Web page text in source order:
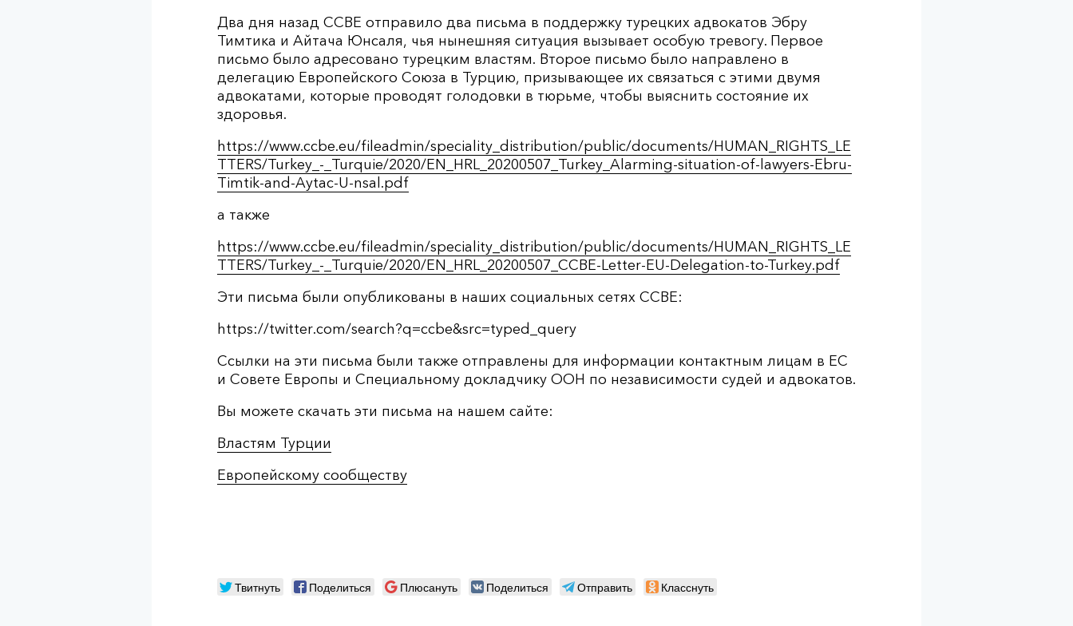
Два дня назад CCBE отправило два письма в поддержку турецких адвокатов Эбру
Тимтика и Айтача Юнсаля, чья нынешняя ситуация вызывает особую тревогу. Первое
письмо было адресовано турецким властям. Второе письмо было направлено в
делегацию Европейского Союза в Турцию, призывающее их связаться с этими двумя
адвокатами, которые проводят голодовки в тюрьме, чтобы выяснить состояние их
здоровья.
https://www.ccbe.eu/fileadmin/speciality_distribution/public/documents/HUMAN_RIGHTS_LE
TTERS/Turkey_-_Turquie/2020/EN_HRL_20200507_Turkey_Alarming-situation-of-lawyers-Ebru-
Timtik-and-Aytac-U-nsal.pdf
а также
https://www.ccbe.eu/fileadmin/speciality_distribution/public/documents/HUMAN_RIGHTS_LE
TTERS/Turkey_-_Turquie/2020/EN_HRL_20200507_CCBE-Letter-EU-Delegation-to-Turkey.pdf
Эти письма были опубликованы в наших социальных сетях CCBE:
https://twitter.com/search?q=ccbe&src=typed_query
Ссылки на эти письма были также отправлены для информации контактным лицам в ЕС
и Совете Европы и Специальному докладчику ООН по независимости судей и адвокатов.
Вы можете скачать эти письма на нашем сайте:
Властям Турции
Европейскому сообществу
Твитнуть Поделиться Плюсануть Поделиться Отправить Класснуть